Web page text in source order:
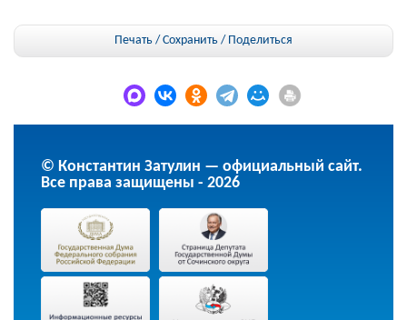
Печать / Сохранить / Поделиться
© Константин Затулин — официальный сайт.
Все права защищены - 2026